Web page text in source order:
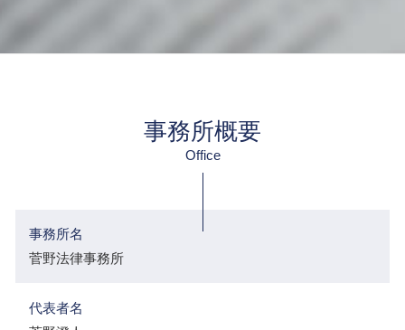
事務所概要
Office
事務所名
菅野法律事務所
代表者名